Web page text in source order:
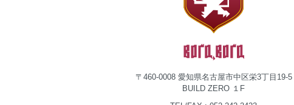
〒460-0008 愛知県名古屋市中区栄3丁目19-5
BUILD ZERO １F